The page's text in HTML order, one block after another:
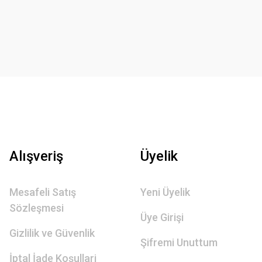
Alışveriş
Mesafeli Satış
Sözleşmesi
Gizlilik ve Güvenlik
İptal İade Koşullari
Üyelik
Yeni Üyelik
Üye Girişi
Şifremi Unuttum